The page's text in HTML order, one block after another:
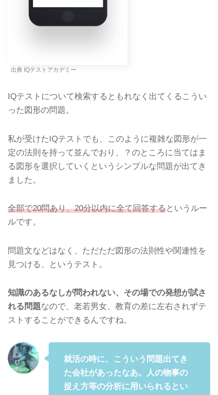
出典 IQテストアカデミー
IQテストについて検索するともれなく出てくるこうい
った図形の問題。
私が受けたIQテストでも、このように複雑な図形が一
定の法則を持って並んでおり、？のところに当てはま
る図形を選択していくというシンプルな問題が出てき
ました。
全部で20問あり、20分以内に全て回答するというルー
ルです。
問題文などはなく、ただただ図形の法則性や関連性を
見つける、というテスト。
知識のあるなしが問われない、その場での発想が試さ
れる問題なので、老若男女、教育の差に左右されずテ
ストすることができるんですね。
就活の時に、こういう問題出てき
た会社があったなあ。人の物事の
捉え方等の分析に用いられるとい